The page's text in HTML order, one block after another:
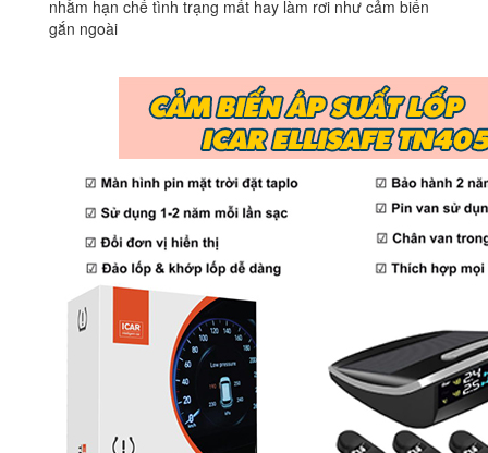
nhằm hạn chế tình trạng mất hay làm rơi như cảm biến
gắn ngoài